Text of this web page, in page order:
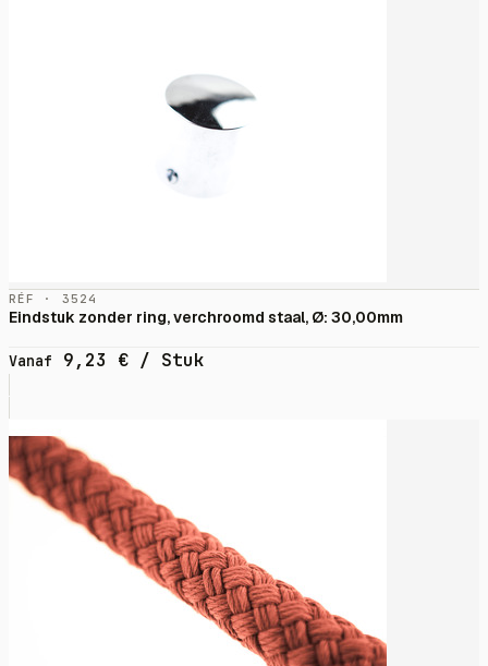
RÉF · 3524
Eindstuk zonder ring, verchroomd staal, Ø: 30,00mm
Vanaf 9,23 € / Stuk